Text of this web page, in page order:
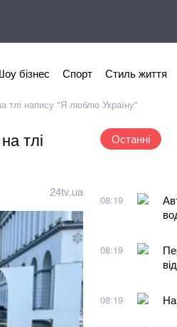
бізнес Спорт Стиль життя
тлі напису "Я люблю Україну"
тлі
24tv.ua
Останні
08:19
08:19
08:19 На